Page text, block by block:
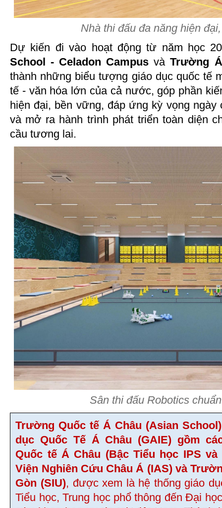
Nhà thi đấu đa năng hiện
Dự kiến đi vào hoạt động từ năm học
School - Celadon Campus vàTrường
thành những biểu tượng giáo dục quốc tế
tế - văn hóa lớn của cả nước, góp phần
hiện đại, bền vững, đáp ứng kỳ vọng ngày
và mở ra hành trình phát triển toàn diện
cầu tương lai.
Sân thi đấu Robotics
Trường Quốc tế Á Châu (Asian
dục Quốc Tế Á Châu (GAIE) gồm
Quốc tế Á Châu (Bậc Tiểu học IPS và
Viện Nghiên Cứu Châu Á (IAS) và
Gòn (SIU), được xem là hệ thống giáo
Tiểu học, Trung học phổ thông đến Đại